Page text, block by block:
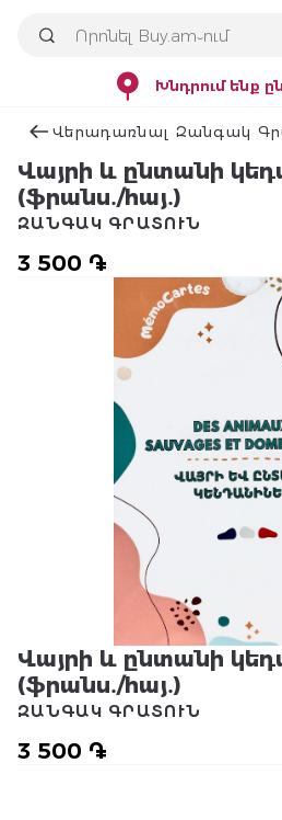
Խնդրում ենք
Վերադառնալ Զանգակ
Վայրի և ընտանի
(ֆրանս․/հայ․)
3 500 ֏
ԶԱՆԳԱԿ ԳՐԱՏՈՒՆ
Վայրի և ընտանի
(ֆրանս․/հայ․)
3 500 ֏
ԶԱՆԳԱԿ ԳՐԱՏՈՒՆ